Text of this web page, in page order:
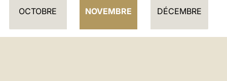
OCTOBRE NOVEMBRE DÉCEMBRE